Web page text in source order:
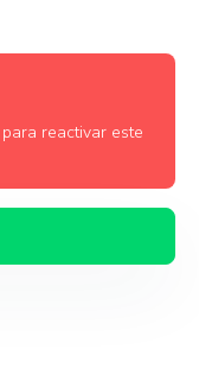
reactivar este